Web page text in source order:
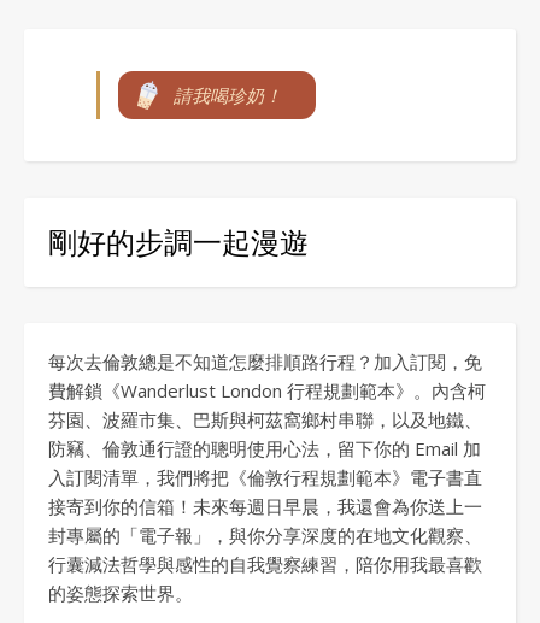
請我喝珍奶！
剛好的步調一起漫遊
每次去倫敦總是不知道怎麼排順路行程？加入訂閱，免
費解鎖《Wanderlust London 行程規劃範本》。內含柯
芬園、波羅市集、巴斯與柯茲窩鄉村串聯，以及地鐵、
防竊、倫敦通行證的聰明使用心法，留下你的 Email 加
入訂閱清單，我們將把《倫敦行程規劃範本》電子書直
接寄到你的信箱！未來每週日早晨，我還會為你送上一
封專屬的「電子報」，與你分享深度的在地文化觀察、
行囊減法哲學與感性的自我覺察練習，陪你用我最喜歡
的姿態探索世界。